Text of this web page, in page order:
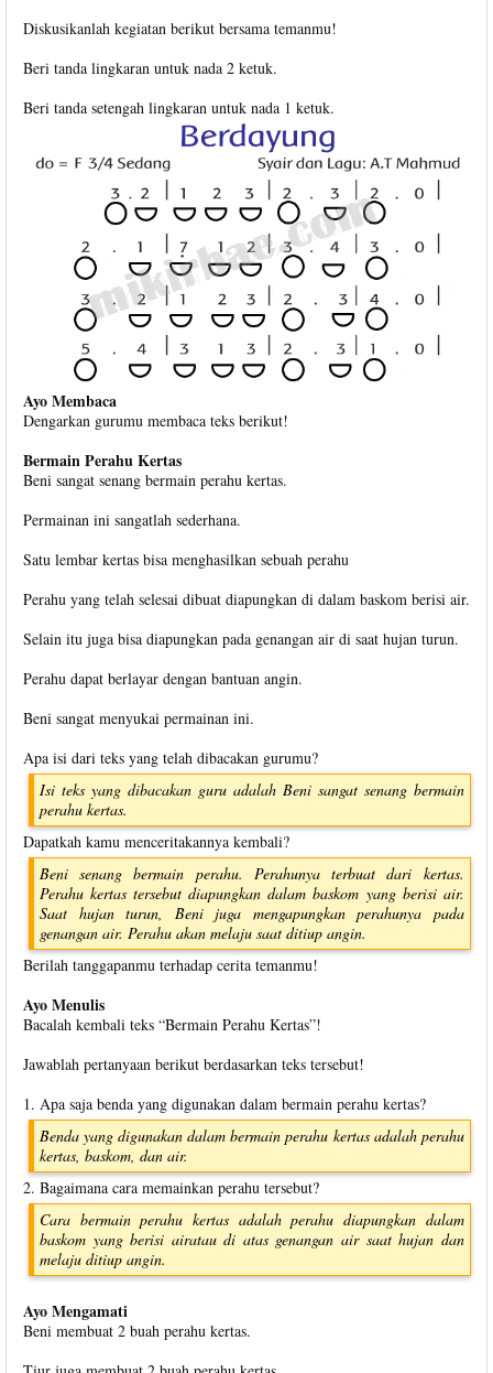
Diskusikanlah kegiatan berikut bersama temanmu!
Beri tanda lingkaran untuk nada 2 ketuk.
Beri tanda setengah lingkaran untuk nada 1 ketuk.
Ayo Membaca
Dengarkan gurumu membaca teks berikut!
Bermain Perahu Kertas
Beni sangat senang bermain perahu kertas.
Permainan ini sangatlah sederhana.
Satu lembar kertas bisa menghasilkan sebuah perahu
Perahu yang telah selesai dibuat diapungkan di dalam baskom berisi air.
Selain itu juga bisa diapungkan pada genangan air di saat hujan turun.
Perahu dapat berlayar dengan bantuan angin.
Beni sangat menyukai permainan ini.
Apa isi dari teks yang telah dibacakan gurumu?
Isi teks yang dibacakan guru adalah Beni sangat senang bermain
perahu kertas.
Dapatkah kamu menceritakannya kembali?
Beni senang bermain perahu. Perahunya terbuat dari kertas.
Perahu kertas tersebut diapungkan dalam baskom yang berisi air.
Saat hujan turun, Beni juga mengapungkan perahunya pada
genangan air. Perahu akan melaju saat ditiup angin.
Berilah tanggapanmu terhadap cerita temanmu!
Ayo Menulis
Bacalah kembali teks “Bermain Perahu Kertas”!
Jawablah pertanyaan berikut berdasarkan teks tersebut!
1. Apa saja benda yang digunakan dalam bermain perahu kertas?
Benda yang digunakan dalam bermain perahu kertas adalah perahu
kertas, baskom, dan air.
2. Bagaimana cara memainkan perahu tersebut?
Cara bermain perahu kertas adalah perahu diapungkan dalam
baskom yang berisi airatau di atas genangan air saat hujan dan
melaju ditiup angin.
Ayo Mengamati
Beni membuat 2 buah perahu kertas.